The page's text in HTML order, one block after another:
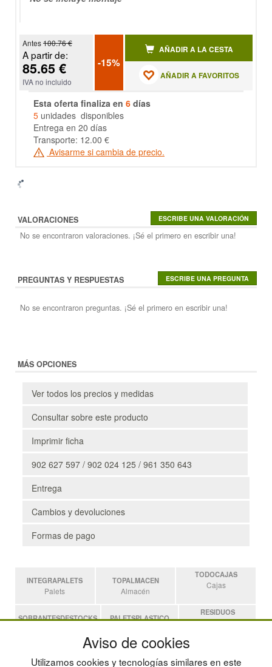
Antes100.76 €
A partir de:
85.65 €
IVA no incluido
-15%
AÑADIR A LA CESTA
AÑADIR A FAVORITOS
Esta oferta finaliza en 6 días
5 unidades disponibles
Entrega en 20 días
Transporte: 12.00 €
Avisarme si cambia de precio.
VALORACIONES
No se encontraron valoraciones. ¡Sé el primero en escribir una!
PREGUNTAS Y RESPUESTAS
No se encontraron preguntas. ¡Sé el primero en escribir una!
MÁS OPCIONES
Ver todos los precios y medidas
Consultar sobre este producto
Imprimir ficha
902 627 597 / 902 024 125 / 961 350 643
Entrega
Cambios y devoluciones
Formas de pago
INTEGRAPALETS
Palets
TOPALMACEN
Almacén
TODOCAJAS
Cajas
SOBRANTESDESTOCKS PALETSPLASTICO
RESIDUOS
Residuos
Aviso de cookies
Utilizamos cookies y tecnologías similares en este